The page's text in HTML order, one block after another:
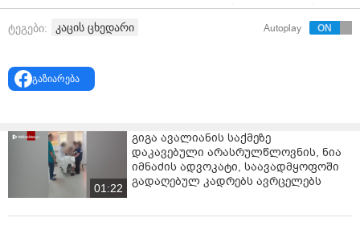
გავრცელებული ინფორმაციით, 35 წლის კაცი 10 დღის
წინ გაუჩინარდა.
თვითმკვლელობამდე მიყვანას გულისხმობს
ტეგები: კაცის ცხედარი Autoplay
გაზიარება
01:22
გიგა ავალიანის საქმეზე
დაკავებული არასრულწლოვნის, ნია
იმნაძის ადვოკატი, საავადმყოფოში
გადაღებულ კადრებს ავრცელებს